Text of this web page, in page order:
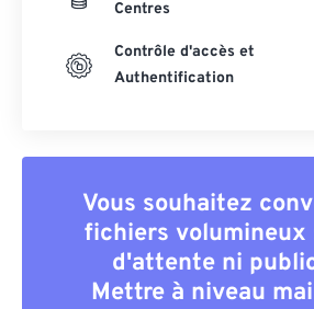
Centres
Contrôle d'accès et
Authentification
Vous souhaitez
fichiers volumineux
d'attente ni
Mettre à niveau